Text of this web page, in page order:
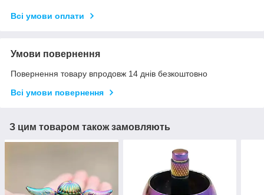
Всі умови оплати
Умови повернення
Повернення товару впродовж 14 днів безкоштовно
Всі умови повернення
З цим товаром також замовляють